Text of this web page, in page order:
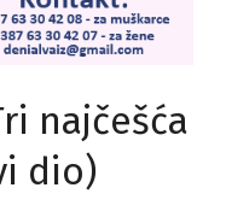
najčešća
dio)